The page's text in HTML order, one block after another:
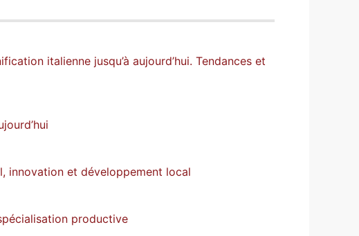
italienne jusqu’à aujourd’hui. Tendances et
innovation et développement local
productive